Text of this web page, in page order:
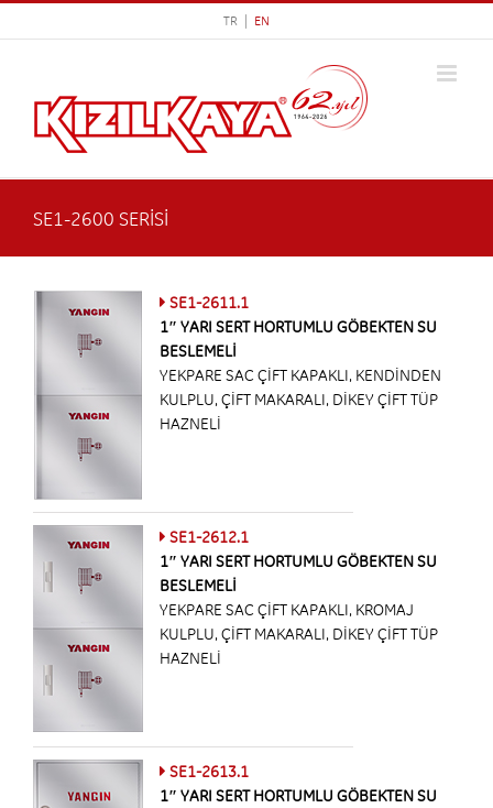
to
TR | EN
SE1-2600 SERİSİ
SE1-2611.1
1″ YARI SERT HORTUMLU GÖBEKTEN SU
BESLEMELİ
YEKPARE SAC ÇİFT KAPAKLI, KENDİNDEN
KULPLU, ÇİFT MAKARALI, DİKEY ÇİFT TÜP
HAZNELİ
SE1-2612.1
1″ YARI SERT HORTUMLU GÖBEKTEN SU
BESLEMELİ
YEKPARE SAC ÇİFT KAPAKLI, KROMAJ
KULPLU, ÇİFT MAKARALI, DİKEY ÇİFT TÜP
HAZNELİ
SE1-2613.1
1″ YARI SERT HORTUMLU GÖBEKTEN SU